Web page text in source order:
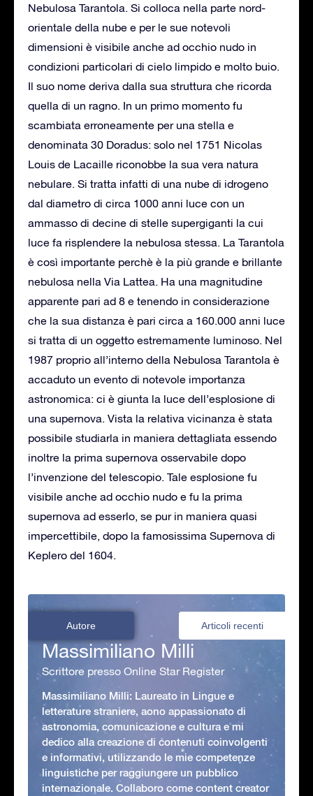
Nebulosa Tarantola. Si colloca nella parte nord-
orientale della nube e per le sue notevoli
dimensioni è visibile anche ad occhio nudo in
condizioni particolari di cielo limpido e molto buio.
Il suo nome deriva dalla sua struttura che ricorda
quella di un ragno. In un primo momento fu
scambiata erroneamente per una stella e
denominata 30 Doradus: solo nel 1751 Nicolas
Louis de Lacaille riconobbe la sua vera natura
nebulare. Si tratta infatti di una nube di idrogeno
dal diametro di circa 1000 anni luce con un
ammasso di decine di stelle supergiganti la cui
luce fa risplendere la nebulosa stessa. La Tarantola
è così importante perchè è la più grande e brillante
nebulosa nella Via Lattea. Ha una magnitudine
apparente pari ad 8 e tenendo in considerazione
che la sua distanza è pari circa a 160.000 anni luce
si tratta di un oggetto estremamente luminoso. Nel
1987 proprio all’interno della Nebulosa Tarantola è
accaduto un evento di notevole importanza
astronomica: ci è giunta la luce dell’esplosione di
una supernova. Vista la relativa vicinanza è stata
possibile studiarla in maniera dettagliata essendo
inoltre la prima supernova osservabile dopo
l’invenzione del telescopio. Tale esplosione fu
visibile anche ad occhio nudo e fu la prima
supernova ad esserlo, se pur in maniera quasi
impercettibile, dopo la famosissima Supernova di
Keplero del 1604.
Autore Articoli recenti
Massimiliano Milli
Scrittore presso Online Star Register
Massimiliano Milli: Laureato in Lingue e
letterature straniere, aono appassionato di
astronomia, comunicazione e cultura e mi
dedico alla creazione di contenuti coinvolgenti
e informativi, utilizzando le mie competenze
linguistiche per raggiungere un pubblico
internazionale. Collaboro come content creator